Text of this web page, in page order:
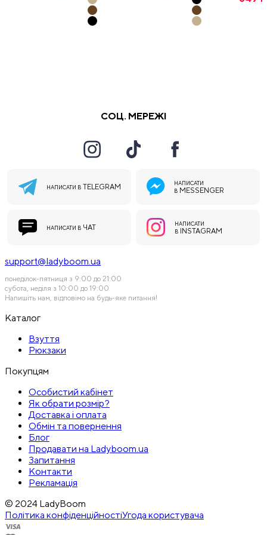
СОЦ. МЕРЕЖІ
НАПИСАТИ В TELEGRAM
НАПИСАТИ
В MESSENGER
НАПИСАТИ В ЧАТ
НАПИСАТИ
В
INSTAGRAM
support@ladyboom.ua
понеділок-пятниця з 9:00 до 21:00
субота, неділя з 10:00 до 19:00
Напишіть нам, відповімо на будь-яке питання!
Каталог
Взуття
Рюкзаки
Покупцям
Особистий кабінет
Як обрати розмір?
Доставка і оплата
Обмін та повернення
Блог
Продавати на Ladyboom.ua
Запитання
Контакти
Рекламація
© 2024 LadyBoom
Політика конфіденційностіУгода користувача